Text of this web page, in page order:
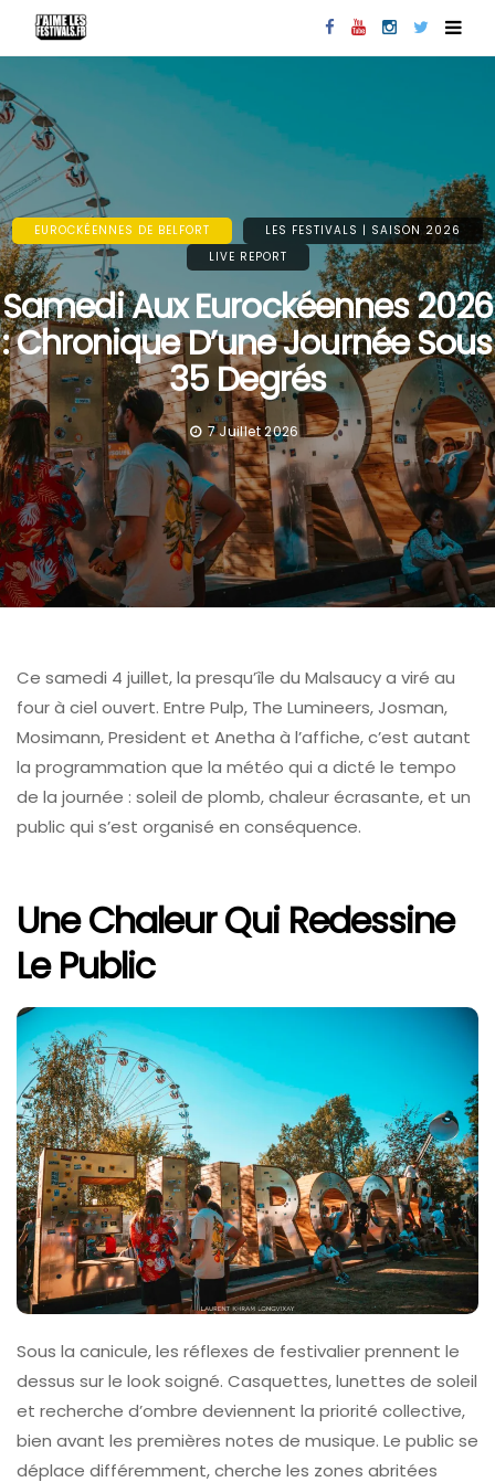
EUROCKÉENNES DE BELFORT
LES FESTIVALS | SAISON 2026
LIVE REPORT
Samedi Aux Eurockéennes 2026
: Chronique D’une Journée Sous
35 Degrés
7 Juillet 2026
Ce samedi 4 juillet, la presqu’île du Malsaucy a viré au
four à ciel ouvert. Entre Pulp, The Lumineers, Josman,
Mosimann, President et Anetha à l’affiche, c’est autant
la programmation que la météo qui a dicté le tempo
de la journée : soleil de plomb, chaleur écrasante, et un
public qui s’est organisé en conséquence.
Une Chaleur Qui Redessine
Le Public
Sous la canicule, les réflexes de festivalier prennent le
dessus sur le look soigné. Casquettes, lunettes de soleil
et recherche d’ombre deviennent la priorité collective,
bien avant les premières notes de musique. Le public se
déplace différemment, cherche les zones abritées